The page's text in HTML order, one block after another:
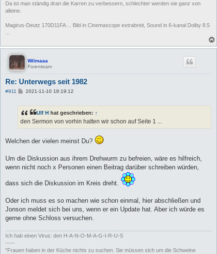
Da ist man ständig dran die Karren zu verbessern, schlechter werden sie ganz von
alleine.
Magirus-Deutz 170D11FA ... Bild in Cinemascope extrabreit, Sound in 6-kanal Dolby 8.5
...
Wilmaaa
Forenteam
Re: Unterwegs seit 1982
#911
B
r
a
2021-11-10 18:19:12
Ulf H hat geschrieben: ↑
den Sermon von vorhin hatten wir schon auf Seite 1 ...
Welchen der vielen meinst Du?
Um die Diskussion aus ihrem Drehwurm zu befreien, wäre es hilfreich,
wenn nicht noch x Personen einen Beitrag darüber schreiben würden,
dass sich die Diskussion im Kreis dreht.
Oder ich muss es so machen wie schon einmal, hier abschließen und
Jonson meldet sich bei uns, wenn er ein Update hat. Aber ich würde es
gerne ohne Schloss versuchen.
Ich hab einen Virus: den H-A-N-O-M-A-G-I-R-U-S
-----
"Frauen haben in der Küche nichts zu suchen. Sie müssen sich um die Schweine